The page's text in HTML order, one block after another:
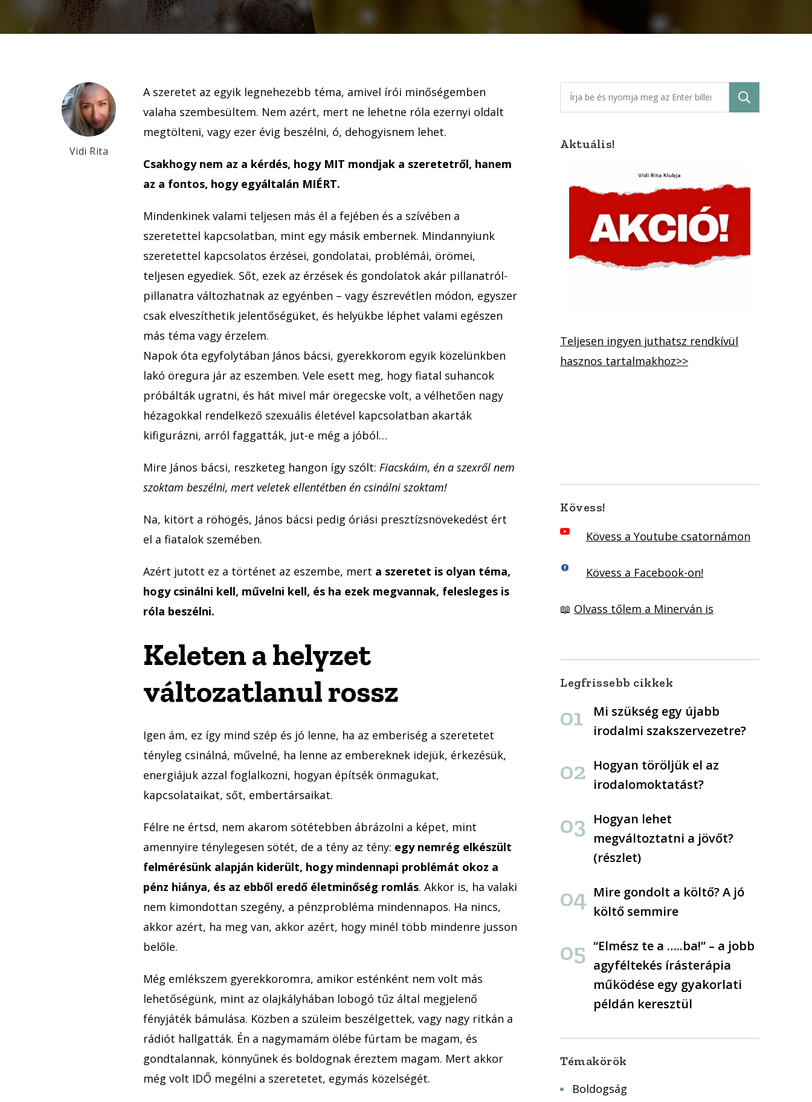
Vidi Rita
A szeretet az egyik legnehezebb téma, amivel írói minőségemben
valaha szembesültem. Nem azért, mert ne lehetne róla ezernyi oldalt
megtölteni, vagy ezer évig beszélni, ó, dehogyisnem lehet.
Csakhogy nem az a kérdés, hogy MIT mondjak a szeretetről, hanem
az a fontos, hogy egyáltalán MIÉRT.
Mindenkinek valami teljesen más él a fejében és a szívében a
szeretettel kapcsolatban, mint egy másik embernek. Mindannyiunk
szeretettel kapcsolatos érzései, gondolatai, problémái, örömei,
teljesen egyediek. Sőt, ezek az érzések és gondolatok akár pillanatról-
pillanatra változhatnak az egyénben – vagy észrevétlen módon, egyszer
csak elveszíthetik jelentőségüket, és helyükbe léphet valami egészen
más téma vagy érzelem.
Napok óta egyfolytában János bácsi, gyerekkorom egyik közelünkben
lakó öregura jár az eszemben. Vele esett meg, hogy fiatal suhancok
próbálták ugratni, és hát mivel már öregecske volt, a vélhetően nagy
hézagokkal rendelkező szexuális életével kapcsolatban akarták
kifigurázni, arról faggatták, jut-e még a jóból…
Mire János bácsi, reszketeg hangon így szólt: Fiacskáim, én a szexről nem
szoktam beszélni, mert veletek ellentétben én csinálni szoktam!
Na, kitört a röhögés, János bácsi pedig óriási presztízsnövekedést ért
el a fiatalok szemében.
Azért jutott ez a történet az eszembe, mert a szeretet is olyan téma,
hogy csinálni kell, művelni kell, és ha ezek megvannak, felesleges is
róla beszélni.
Keleten a helyzet
változatlanul rossz
Igen ám, ez így mind szép és jó lenne, ha az emberiség a szeretetet
tényleg csinálná, művelné, ha lenne az embereknek idejük, érkezésük,
energiájuk azzal foglalkozni, hogyan építsék önmagukat,
kapcsolataikat, sőt, embertársaikat.
Félre ne értsd, nem akarom sötétebben ábrázolni a képet, mint
amennyire ténylegesen sötét, de a tény az tény: egy nemrég elkészült
felmérésünk alapján kiderült, hogy mindennapi problémát okoz a
pénz hiánya, és az ebből eredő életminőség romlás. Akkor is, ha valaki
nem kimondottan szegény, a pénzprobléma mindennapos. Ha nincs,
akkor azért, ha meg van, akkor azért, hogy minél több mindenre jusson
belőle.
Még emlékszem gyerekkoromra, amikor esténként nem volt más
lehetőségünk, mint az olajkályhában lobogó tűz által megjelenő
fényjáték bámulása. Közben a szüleim beszélgettek, vagy nagy ritkán a
rádiót hallgatták. Én a nagymamám ölébe fúrtam be magam, és
gondtalannak, könnyűnek és boldognak éreztem magam. Mert akkor
még volt IDŐ megélni a szeretetet, egymás közelségét.
Keresés:
Aktuális!
Teljesen ingyen juthatsz rendkívül
hasznos tartalmakhoz>>
Kövess!
Kövess a Youtube csatornámon
Kövess a Facebook-on!
📖 Olvass tőlem a Minerván is
Legfrissebb cikkek
Mi szükség egy újabb
irodalmi szakszervezetre?
Hogyan töröljük el az
irodalomoktatást?
Hogyan lehet
megváltoztatni a jövőt?
(részlet)
Mire gondolt a költő? A jó
költő semmire
“Elmész te a …..ba!” – a jobb
agyféltekés írásterápia
működése egy gyakorlati
példán keresztül
Témakörök
Boldogság